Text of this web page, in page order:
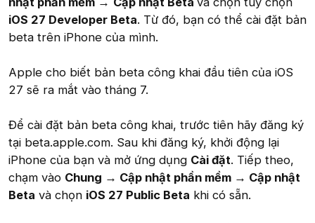
iOS 27 Developer Beta. Từ đó, bạn có thể cài đặt bản
beta trên iPhone của mình.
Apple cho biết bản beta công khai đầu tiên của iOS
27 sẽ ra mắt vào tháng 7.
Để cài đặt bản beta công khai, trước tiên hãy đăng ký
tại beta.apple.com. Sau khi đăng ký, khởi động lại
iPhone của bạn và mở ứng dụng Cài đặt. Tiếp theo,
chạm vào Chung → Cập nhật phần mềm → Cập nhật
Beta và chọn iOS 27 Public Beta khi có sẵn.